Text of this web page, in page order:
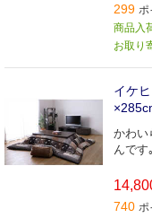
299 ポ
商品入
お取り
イケ
かわい
んです｡
740 ポ